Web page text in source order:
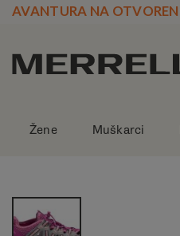
Skoči
AVANTURA NA
Žene Muškarci